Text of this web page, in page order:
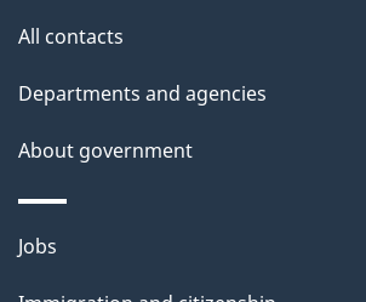
All contacts
Departments and agencies
About government
Themes
Jobs